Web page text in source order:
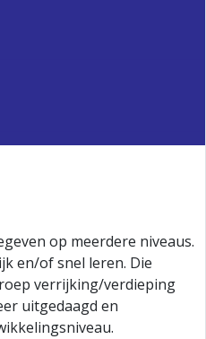
op meerdere niveaus.
en/of snel leren. Die
verrijking/verdieping
uitgedaagd en